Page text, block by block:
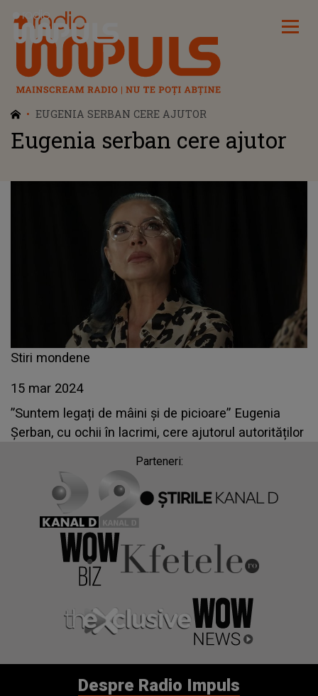
Radio Impuls
EUGENIA SERBAN CERE AJUTOR
Eugenia serban cere ajutor
Stiri mondene
15 mar 2024
”Suntem legați de mâini și de picioare” Eugenia
Șerban, cu ochii în lacrimi, cere ajutorul autorităților
Parteneri:
Despre Radio Impuls